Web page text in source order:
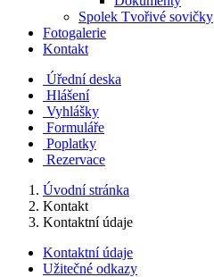
Spolek Tvořivé sovičky
Fotogalerie
Kontakt
Úřední deska
Hlášení
Vyhlášky
Formuláře
Poplatky
Rezervace
Úvodní stránka
Kontakt
Kontaktní údaje
Kontaktní údaje
Užitečné odkazy